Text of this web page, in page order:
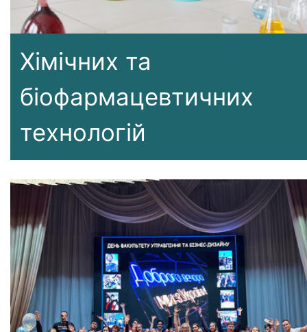
Хімічних та
біофармацевтичних
технологій